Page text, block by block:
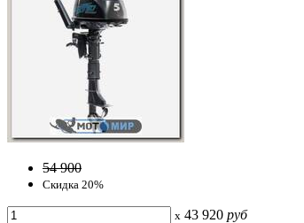
54 900
Скидка 20%
x 43 920 руб